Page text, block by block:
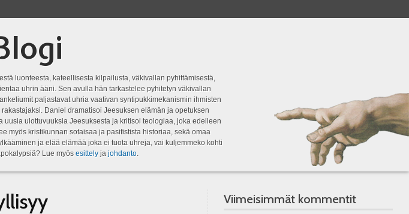
luonteesta, kateellisesta kilpailusta, väkivallan pyhittämisestä,
uhrin ääni. Sen avulla hän tarkastelee pyhitetyn väkivallan
paljastavat uhria vaativan syntipukkimekanismin ihmisten
Daniel dramatisoi Jeesuksen elämän ja opetuksen
ulottuvuuksia Jeesuksesta ja kritisoi teologiaa, joka edelleen
myös kristikunnan sotaisaa ja pasifistista historiaa, sekä omaa
ja elää elämää joka ei tuota uhreja, vai kuljemmeko kohti
Lue myös esittelyja johdanto.
Viimeisimmät kommentit